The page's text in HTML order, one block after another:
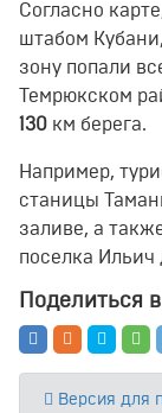
Согласно
штабом
зону попали
Темрюкском
130 км берега.
Например,
станицы
заливе, а
поселка Ильич
Поделиться
Версия для